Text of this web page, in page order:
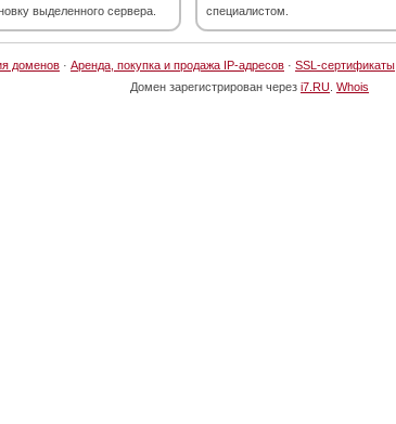
выделенного сервера.
специалистом.
доменов · Аренда, покупка и продажа IP-адресов · SSL-сертификаты
Домен зарегистрирован через i7.RU Whois